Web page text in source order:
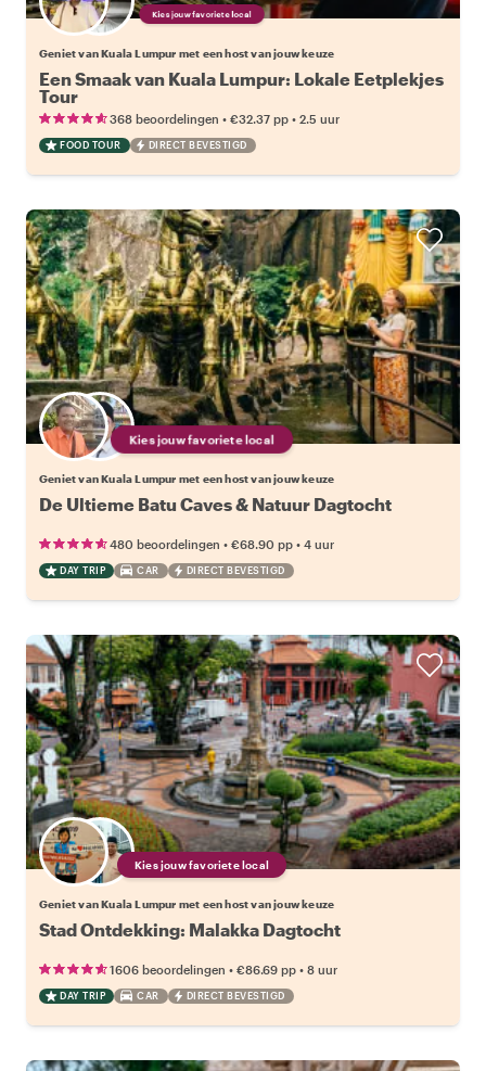
Kies jouw favoriete local
Geniet van Kuala Lumpur met een host van jouw keuze
Een Smaak van Kuala Lumpur: Lokale Eetplekjes
Tour
368 beoordelingen • €32.37 pp • 2.5 uur
FOOD TOUR DIRECT BEVESTIGD
Kies jouw favoriete local
Geniet van Kuala Lumpur met een host van jouw keuze
De Ultieme Batu Caves & Natuur Dagtocht
480 beoordelingen • €68.90 pp • 4 uur
DAY TRIP CAR DIRECT BEVESTIGD
Kies jouw favoriete local
Geniet van Kuala Lumpur met een host van jouw keuze
Stad Ontdekking: Malakka Dagtocht
1606 beoordelingen • €86.69 pp • 8 uur
DAY TRIP CAR DIRECT BEVESTIGD